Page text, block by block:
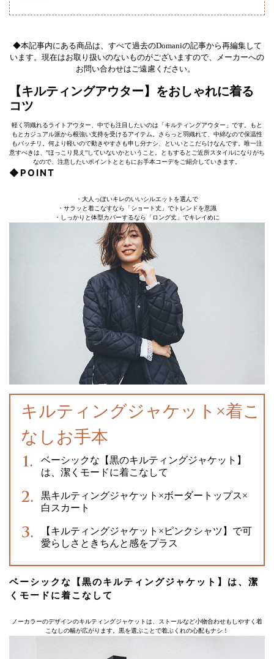
◆本記事内にある商品は、すべて過去のDomaniの記事から再編集して
います。現在はお取り扱いのないものがございますので、メーカーへの
お問い合わせはご遠慮ください。
【キルティングアウター】をおしゃれに着る
コツ
軽く羽織れるライトアウター、中でも注目したいのは「キルティングアウター」です。もと
もとカジュアル派から根強い支持を受けるアイテム。さらっと羽織れて、中綿なので保温性
もバッチリ。何より軽いので動きやすさも申し分ナシ、といいとこだらけなんです。唯一注
意すべきは、”ほっこり見え”していないかということ。ともするとご近所スタイルになりがち
なので、注意したいポイントとともにお手本コーデをご紹介していきます。
◆POINT
・大人っぽいキレのいいシルエットを選んで
・サラッと着こなすなら「ショート丈」でトレンドを意識
・しっかりと体型カバーするなら「ロング丈」でキレイめに
キルティングジャケット×着こ
なしお手本
ベーシックな【黒のキルティングジャケット】
は、潔くモードに着こなして
黒キルティングジャケット×ボーダートップス×
白スカート
【キルティングジャケット×ピンクシャツ】で可
愛らしさときちんと感をプラス
ベーシックな【黒のキルティングジャケット】は、潔
くモードに着こなして
ノーカラーのデザインのキルティングジャケットは、ストールなど小物合わせもしやすく着
こなしの幅が広がります。黒を選ぶことで着ぶくれの心配もナシ！